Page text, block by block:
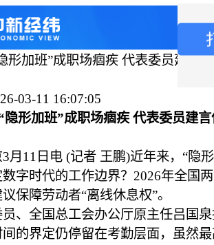
形加班”成职场痼疾 代表委员建言
03-11 16:07:05
隐形加班”成职场痼疾 代表委员建
11日电 (记者 王鹏)近年来，“隐形
字时代的工作边界？2026年全国
保障劳动者“离线休息权”。
全国总工会办公厅原主任吕国泉
的界定仍停留在考勤层面，虽然